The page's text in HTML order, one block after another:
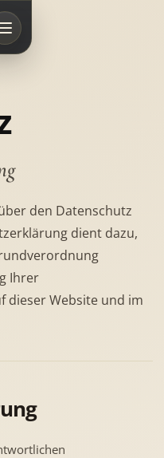
den Datenschutz
dient dazu,
Ihrer
dieser Website und im